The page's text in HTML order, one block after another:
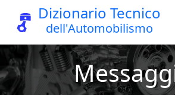
Dizionario Tecnico
dell'Automobilismo